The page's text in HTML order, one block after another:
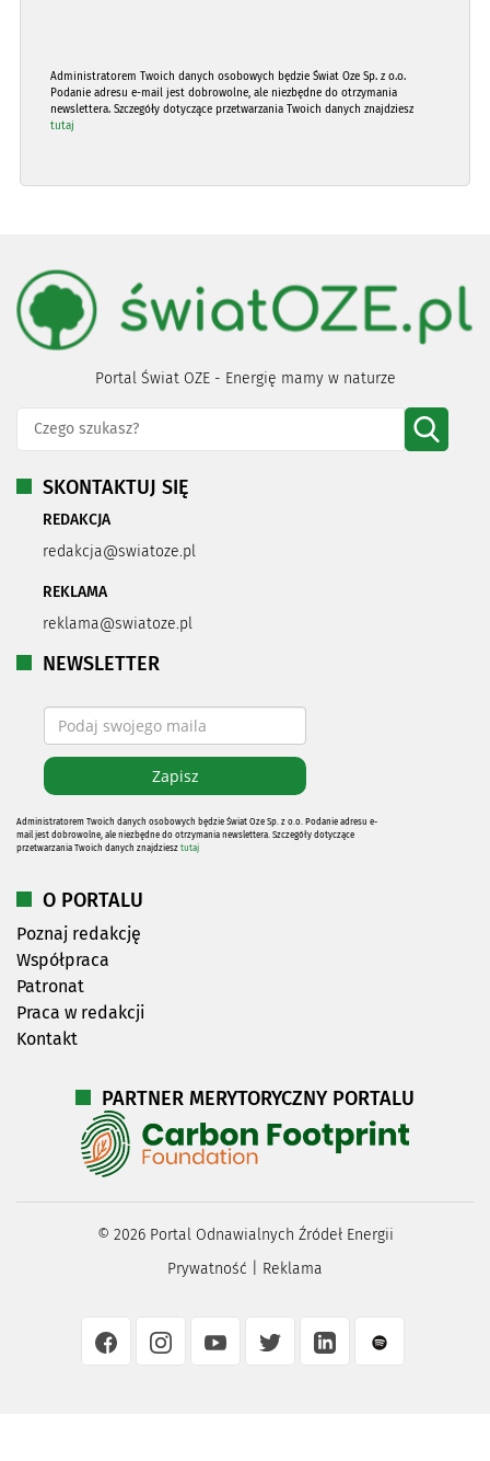
Administratorem Twoich danych osobowych będzie Świat Oze Sp. z o.o.
Podanie adresu e-mail jest dobrowolne, ale niezbędne do otrzymania
newslettera. Szczegóły dotyczące przetwarzania Twoich danych znajdziesz
tutaj
Portal Świat OZE - Energię mamy w naturze
SKONTAKTUJ SIĘ
REDAKCJA
redakcja@swiatoze.pl
REKLAMA
reklama@swiatoze.pl
NEWSLETTER
Administratorem Twoich danych osobowych będzie Świat Oze Sp. z o.o. Podanie adresu e-
mail jest dobrowolne, ale niezbędne do otrzymania newslettera. Szczegóły dotyczące
przetwarzania Twoich danych znajdziesz tutaj
O PORTALU
Poznaj redakcję
Współpraca
Patronat
Praca w redakcji
Kontakt
PARTNER MERYTORYCZNY PORTALU
© 2026Portal Odnawialnych Źródeł Energii
Prywatność
Reklama